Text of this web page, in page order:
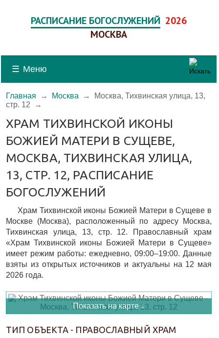
РАСПИСАНИЕ БОГОСЛУЖЕНИЙ 2026
МОСКВА
☰ Меню
Главная → Москва →
Москва, Тихвинская улица, 13,
стр. 12 →
ХРАМ ТИХВИНСКОЙ ИКОНЫ
БОЖИЕЙ МАТЕРИ В СУЩЕВЕ,
МОСКВА, ТИХВИНСКАЯ УЛИЦА,
13, СТР. 12, РАСПИСАНИЕ
БОГОСЛУЖЕНИЙ
Храм Тихвинской иконы Божией Матери в Сущеве в
Москве (Москва), расположенный по адресу Москва,
Тихвинская улица, 13, стр. 12. Православный храм
«Храм Тихвинской иконы Божией Матери в Сущеве»
имеет режим работы: ежедневно, 09:00–19:00. Данные
взяты из открытых источников и актуальны на 12 мая
2026 года.
Показать на карте ↓
ТИП ОБЪЕКТА - ПРАВОСЛАВНЫЙ ХРАМ